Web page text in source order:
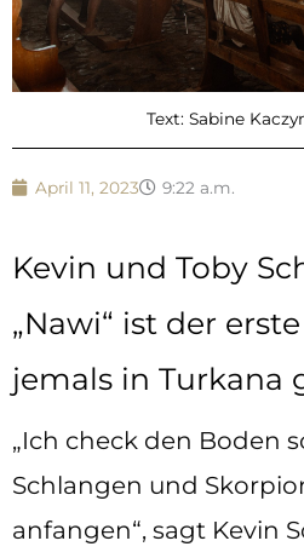
Text: Sabine
April 11, 2023 9:22 a.m.
Kevin und Toby
„Nawi“ ist der
jemals in Turkana
„Ich check den Boden
Schlangen und
anfangen“, sagt Kevin